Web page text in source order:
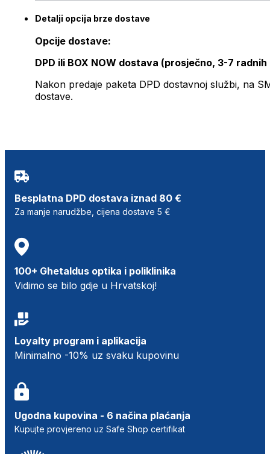
Detalji opcija brze dostave
Opcije dostave:
DPD ili BOX NOW dostava (prosječno, 3-7 radnih
Nakon predaje paketa DPD dostavnoj službi, na
dostave.
Besplatna DPD dostava iznad 80 €
Za manje narudžbe, cijena dostave 5 €
100+ Ghetaldus optika i poliklinika
Vidimo se bilo gdje u Hrvatskoj!
Loyalty program i aplikacija
Minimalno -10% uz svaku kupovinu
Ugodna kupovina - 6 načina plaćanja
Kupujte provjereno uz Safe Shop certifikat